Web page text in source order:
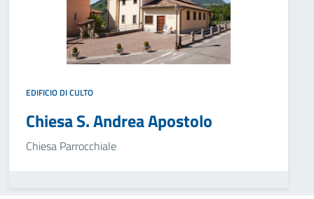
EDIFICIO DI CULTO
Chiesa S. Andrea Apostolo
Chiesa Parrocchiale